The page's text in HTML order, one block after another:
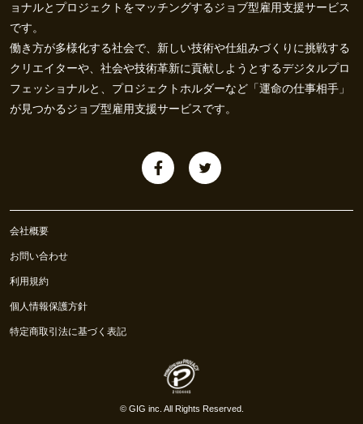
ョナルとプロジェクトをマッチングするジョブ型雇用支援サービス
です。
働き方が多様化する社会で、新しい技術や仕組みづくりに挑戦する
クリエイターや、社会や技術革新に貢献しようとするデジタルプロ
フェッショナルと、プロジェクトホルダーなど「運命の仕事相手」
が見つかるジョブ型雇用支援サービスです。
会社概要
お問い合わせ
利用規約
個人情報保護方針
特定商取引法に基づく表記
© GIG inc. All Rights Reserved.